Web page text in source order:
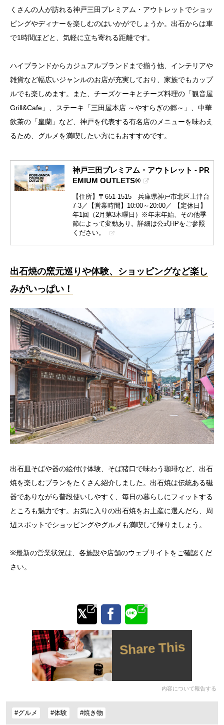
くさんの人が訪れる神戸三田プレミアム・アウトレットでショッ
ピングやディナーを楽しむのはいかがでしょうか。出石からは車
で1時間ほどと、気軽に立ち寄れる距離です。
ハイブランドからカジュアルブランドまで揃う他、インテリアや
雑貨など幅広いジャンルのお店が充実しており、家族でもカップ
ルでも楽しめます。また、チーズケーキとチーズ料理の「観音屋
Grill&Cafe」、ステーキ「三田屋本店 ～やすらぎの郷～」、中華
飲茶の「皇蘭」など、神戸を代表する有名店のメニューを味わえ
るため、グルメを満喫したい方にもおすすめです。
神戸三田プレミアム・アウトレット - PR
EMIUM OUTLETS®
【住所】〒651-1515 兵庫県神戸市北区上津台
7-3／【営業時間】10:00～20:00／ 【定休日】
年1回（2月第3木曜日）※年末年始、その他季
節によって変動あり。詳細は公式HPをご参照
ください。
出石焼の窯元巡りや体験、ショッピングなど楽し
みがいっぱい！
出石皿そばや器の絵付け体験、そば猪口で味わう珈琲など、出石
焼を楽しむプランをたくさん紹介しました。出石焼は伝統ある磁
器でありながら普段使いしやすく、毎日の暮らしにフィットする
ところも魅力です。お気に入りの出石焼をお土産に選んだら、周
辺スポットでショッピングやグルメも満喫して帰りましょう。
※最新の営業状況は、各施設や店舗のウェブサイトをご確認くだ
さい。
Share This
内容について報告する
#グルメ #体験 #焼き物